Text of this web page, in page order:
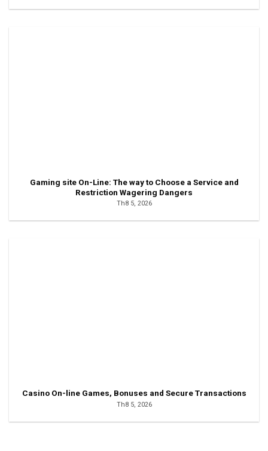
Gaming site On-Line: The way to Choose a Service and
Restriction Wagering Dangers
Th8 5, 2026
Casino On-line Games, Bonuses and Secure Transactions
Th8 5, 2026